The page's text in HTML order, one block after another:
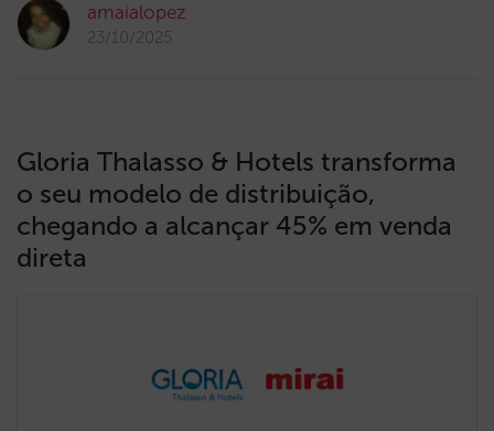
amaialopez
23/10/2025
Gloria Thalasso & Hotels transforma
o seu modelo de distribuição,
chegando a alcançar 45% em venda
direta